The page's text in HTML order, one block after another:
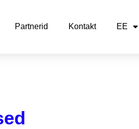
Partnerid Kontakt EE